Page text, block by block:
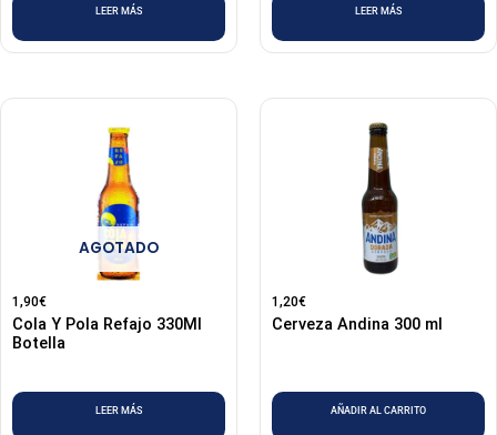
LEER MÁS LEER MÁS
AGOTADO
1,90€
Cola Y Pola Refajo 330Ml
Botella
LEER MÁS
1,20€
Cerveza Andina 300 ml
AÑADIR AL CARRITO